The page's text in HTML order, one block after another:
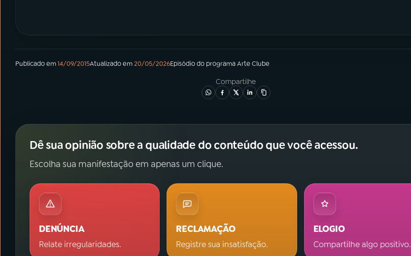
Publicado em14/09/2015Atualizado em20/05/2026Episódiodo programaArte Clube
Compartilhe
Dê sua opinião sobre a qualidade do conteúdo que você acessou.
Escolha sua manifestação em apenas um clique.
DENÚNCIA
Relate irregularidades.
RECLAMAÇÃO
Registre sua insatisfação.
ELOGIO
Compartilhe algo positivo.